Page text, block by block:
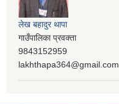
लेख बहादुर थापा
गाउँपालिका प्रवक्ता
9843152959
lakhthapa364@gmail.com